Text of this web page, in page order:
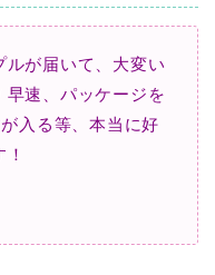
ルが届いて、大変い
早速、パッケージを
入る等、本当に好